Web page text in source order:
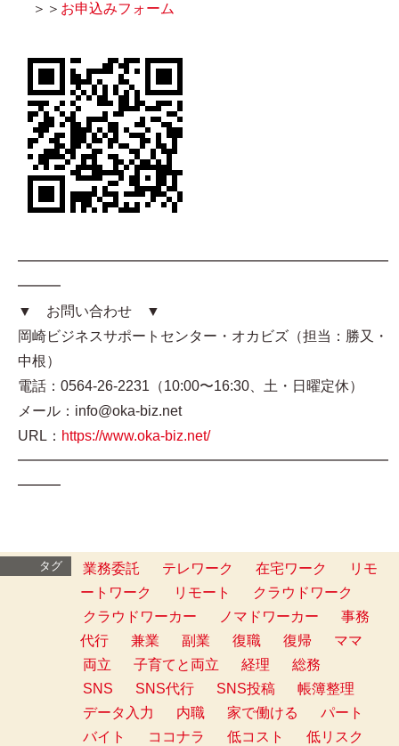
＞＞ お申込みフォーム
━━━━━━━━━━━━━━━━━━━━━━━━━━
━━━
▼ お問い合わせ ▼
岡崎ビジネスサポートセンター・オカビズ（担当：勝又・
中根）
電話：0564-26-2231（10:00〜16:30、土・日曜定休）
メール：info@oka-biz.net
URL： https://www.oka-biz.net/
━━━━━━━━━━━━━━━━━━━━━━━━━━
━━━
タグ 業務委託 テレワーク 在宅ワーク
リモ
ートワーク
リモート
クラウドワーク
クラウドワーカー
ノマドワーカー
事務
代行
兼業 副業 復職 復帰
ママ
両立
子育てと両立 経理
総務
SNS
SNS代行 SNS投稿
帳簿整理
データ入力
内職 家で働ける
パート
バイト
ココナラ 低コスト 低リスク